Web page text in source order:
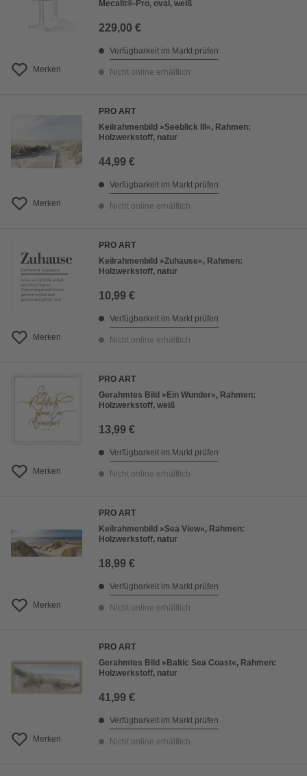
Merken
Mecalit®-Pro, oval, weiß
229,00 €
Verfügbarkeit im Markt prüfen
Nicht online erhältlich
Merken
PRO ART
Keilrahmenbild »Seeblick III«, Rahmen:
Holzwerkstoff, natur
44,99 €
Verfügbarkeit im Markt prüfen
Nicht online erhältlich
Merken
PRO ART
Keilrahmenbild »Zuhause«, Rahmen:
Holzwerkstoff, natur
10,99 €
Verfügbarkeit im Markt prüfen
Nicht online erhältlich
Merken
PRO ART
Gerahmtes Bild »Ein Wunder«, Rahmen:
Holzwerkstoff, weiß
13,99 €
Verfügbarkeit im Markt prüfen
Nicht online erhältlich
Merken
PRO ART
Keilrahmenbild »Sea View«, Rahmen:
Holzwerkstoff, natur
18,99 €
Verfügbarkeit im Markt prüfen
Nicht online erhältlich
Merken
PRO ART
Gerahmtes Bild »Baltic Sea Coast«, Rahmen:
Holzwerkstoff, natur
41,99 €
Verfügbarkeit im Markt prüfen
Nicht online erhältlich